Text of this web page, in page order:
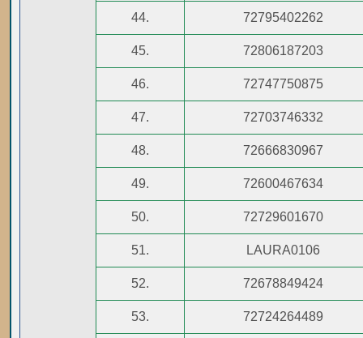
44. 72795402262
45. 72806187203
46. 72747750875
47. 72703746332
48. 72666830967
49. 72600467634
50. 72729601670
51. LAURA0106
52. 72678849424
53. 72724264489